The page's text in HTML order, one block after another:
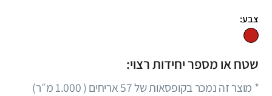
צבע:
שטח או מספר יחידות רצוי:
* מוצר זה נמכר בקופסאות של57אריחים (1.000מ״ר)